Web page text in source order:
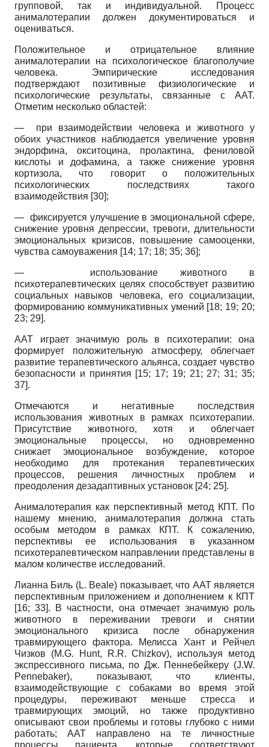
групповой, так и индивидуальной. Процесс
анималотерапии должен документироваться и
оцениваться.
Положительное и отрицательное влияние
анималотерапии на психологическое благополучие
человека. Эмпирические исследования
подтверждают позитивные физиологические и
психологические результаты, связанные с AAT.
Отметим несколько областей:
— при взаимодействии человека и животного у
обоих участников наблюдается увеличение уровня
эндорфина, окситоцина, пролактина, фе­ниловой
кислоты и дофамина, а также снижение уровня
кортизола, что говорит о положительных
психологических последствиях такого
взаимодействия [30];
— фиксируется улучшение в эмоциональной сфере,
снижение уровня депрессии, тревоги, длительности
эмоциональных кризисов, повышение самооценки,
чувства самоуважения [14; 17; 18; 35; 36];
— использование животного в
психотерапевтических целях способствует развитию
социальных навыков человека, его социализации,
формированию коммуникативных умений [18; 19; 20;
23; 29].
ААТ играет значимую роль в психотерапии: она
формирует положительную атмосферу, облегчает
развитие терапевтического альянса, создает чувство
безопасности и принятия [15; 17; 19; 21; 27; 31; 35;
37].
Отмечаются и негативные последствия
использования животных в рамках психотерапии.
Присутствие животного, хотя и облегчает
эмоциональные процессы, но одновременно
снижает эмоциональное возбуждение, которое
необходимо для протекания терапевтических
процессов, решения личностных проблем и
преодоления дезадаптивных установок [24; 25].
Анималотерапия как перспективный метод КПТ. По
нашему мнению, анималотерапия должна стать
особым методом в рамках КПТ. К сожалению,
перспективы ее использования в указанном
психотерапевтическом направлении представлены в
малом количестве исследований.
Лианна Биль (L. Beale) показывает, что ААТ является
перспективным приложением и дополнением к КПТ
[16; 33]. В частности, она отмечает значимую роль
животного в переживании тревоги и снятии
эмоционального кризиса после обнаружения
травмирующего фактора. Мелисса Хант и Рейчел
Чизков (M.G. Hunt, R.R. Chizkov), используя метод
экспрессивного письма, по Дж. Пеннебейкеру (J.W.
Pennebaker), показывают, что клиенты,
взаимодействующие с собаками во время этой
процедуры, переживают меньше стресса и
травмирующих эмоций, но также продуктивно
описывают свои проблемы и готовы глубоко с ними
работать; ААТ направлено на те личностные
процессы пациента, которые соответствуют